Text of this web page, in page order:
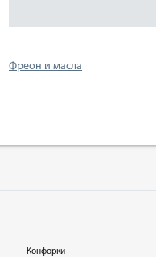
Фреон и масла
Конфорки